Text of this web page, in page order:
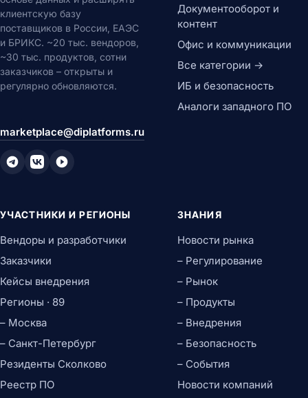
клиентскую базу
поставщиков в России, ЕАЭС
и БРИКС. ~20 тыс. вендоров,
~30 тыс. продуктов, сотни
заказчиков – открыты и
регулярно обновляются.
marketplace@diplatforms.ru
Документооборот и
контент
Офис и коммуникации
Все категории →
ИБ и безопасность
Аналоги западного ПО
УЧАСТНИКИ И РЕГИОНЫ
Вендоры и разработчики
Заказчики
Кейсы внедрения
Регионы · 89
– Москва
– Санкт-Петербург
Резиденты Сколково
Реестр ПО
ЗНАНИЯ
Новости рынка
– Регулирование
– Рынок
– Продукты
– Внедрения
– Безопасность
– События
Новости компаний